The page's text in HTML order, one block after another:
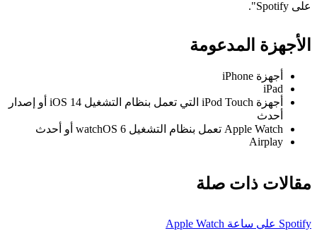
على Spotify".
الأجهزة المدعومة
أجهزة iPhone
iPad
أجهزة iPod Touch التي تعمل بنظام التشغيل iOS 14 أو إصدار
أحدث
Apple Watch تعمل بنظام التشغيل watchOS 6 أو أحدث
Airplay
مقالات ذات صلة
Spotify على ساعة Apple Watch